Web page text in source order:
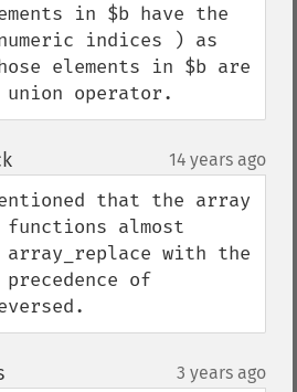
in $b have the
indices ) as
elements in $b are
operator.
¶ 14 years ago
that the array
almost
with the
of
¶ 3 years ago